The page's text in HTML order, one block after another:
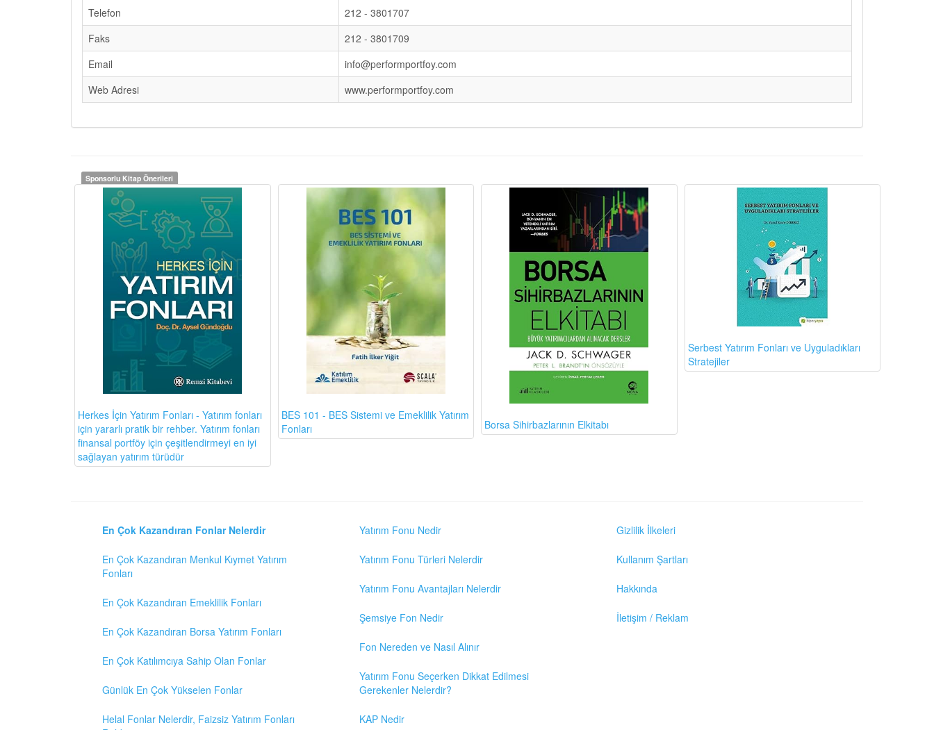
Telefon
212 - 3801707
Faks
212 - 3801709
Email
info@performportfoy.com
Web Adresi
www.performportfoy.com
Sponsorlu Kitap Önerileri
Herkes İçin Yatırım Fonları - Yatırım fonları
için yararlı pratik bir rehber. Yatırım fonları
finansal portföy için çeşitlendirmeyi en iyi
sağlayan yatırım türüdür
BES 101 - BES Sistemi ve Emeklilik Yatırım
Fonları
Borsa Sihirbazlarının Elkitabı
Serbest Yatırım Fonları ve Uyguladıkları
Stratejiler
En Çok Kazandıran Fonlar Nelerdir
En Çok Kazandıran Menkul Kıymet Yatırım
Fonları
En Çok Kazandıran Emeklilik Fonları
En Çok Kazandıran Borsa Yatırım Fonları
En Çok Katılımcıya Sahip Olan Fonlar
Günlük En Çok Yükselen Fonlar
Helal Fonlar Nelerdir, Faizsiz Yatırım Fonları
Yatırım Fonu Nedir
Yatırım Fonu Türleri Nelerdir
Yatırım Fonu Avantajları Nelerdir
Şemsiye Fon Nedir
Fon Nereden ve Nasıl Alınır
Yatırım Fonu Seçerken Dikkat Edilmesi
Gerekenler Nelerdir?
KAP Nedir
Gizlilik İlkeleri
Kullanım Şartları
Hakkında
İletişim / Reklam